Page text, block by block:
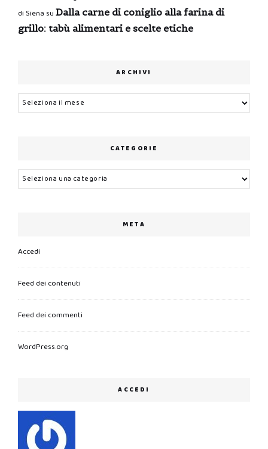
di Siena su Dalla carne di coniglio alla farina di
grillo: tabù alimentari e scelte etiche
ARCHIVI
Archivi
CATEGORIE
Categorie
META
Accedi
Feed dei contenuti
Feed dei commenti
WordPress.org
ACCEDI